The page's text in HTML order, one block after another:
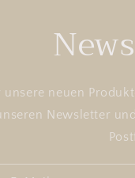
neuen
Newsletter